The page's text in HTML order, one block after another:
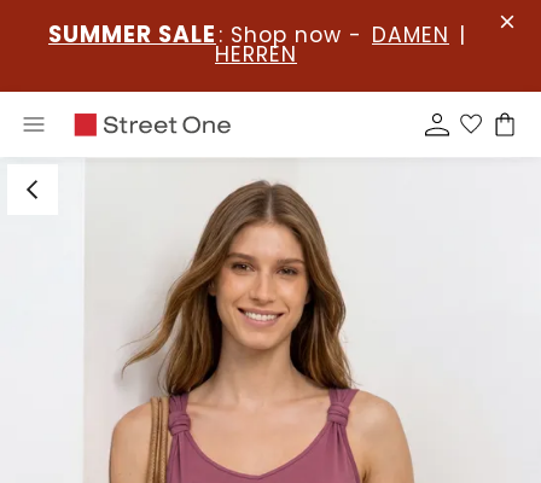
SUMMER SALE : Shop now - DAMEN |
HERREN